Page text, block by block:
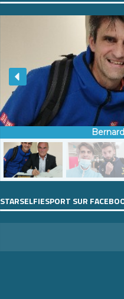
STARSELFIESPORT SUR